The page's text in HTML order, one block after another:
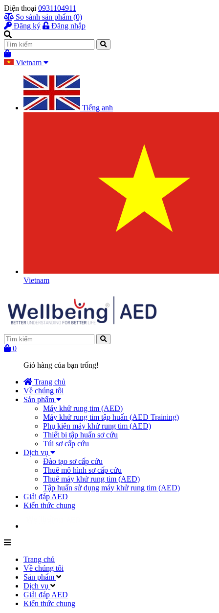
Điện thoại 0931104911
So sánh sản phẩm (0)
Đăng ký
Đăng nhập
Vietnam
Tiếng anh
Vietnam
0
Giỏ hàng của bạn trống!
Trang chủ
Về chúng tôi
Sản phẩm
Máy khử rung tim (AED)
Máy khử rung tim tập huấn (AED Training)
Phụ kiện máy khử rung tim (AED)
Thiết bị tập huấn sơ cứu
Túi sơ cấp cứu
Dịch vụ
Đào tạo sơ cấp cứu
Thuê mô hình sơ cấp cứu
Thuê máy khử rung tim (AED)
Tập huấn sử dụng máy khử rung tim (AED)
Giải đáp AED
Kiến thức chung
Trang chủ
Về chúng tôi
Sản phẩm
Dịch vụ
Giải đáp AED
Kiến thức chung